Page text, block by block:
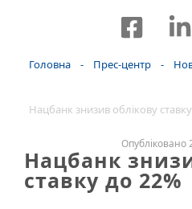
Головна - Прес-центр -
Нацбанк знизив облікову
Опубліковано
Нацбанк
ставку до 22%